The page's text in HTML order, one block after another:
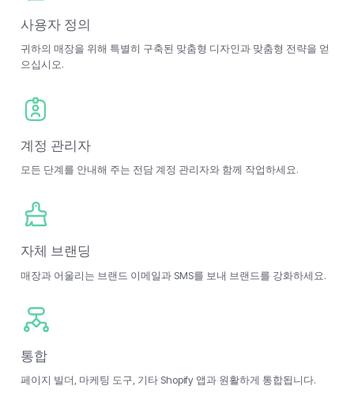
사용자 정의
귀하의 매장을 위해 특별히 구축된 맞춤형 디자인과 맞춤형 전략을 얻
으십시오.
계정 관리자
모든 단계를 안내해 주는 전담 계정 관리자와 함께 작업하세요.
자체 브랜딩
매장과 어울리는 브랜드 이메일과 SMS를 보내 브랜드를 강화하세요.
통합
페이지 빌더, 마케팅 도구, 기타 Shopify 앱과 원활하게 통합됩니다.